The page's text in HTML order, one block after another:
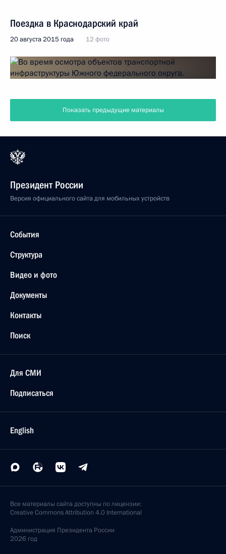
Поездка в Краснодарский край
20 августа 2015 года 12 фото
Показать предыдущие материалы
Президент России
Версия официального сайта для мобильных устройств
События
Структура
Видео и фото
Документы
Контакты
Поиск
Для СМИ
Подписаться
English
Все материалы сайта доступны по лицензии:
Creative Commons Attribution 4.0 International
Администрация Президента России
2026 год